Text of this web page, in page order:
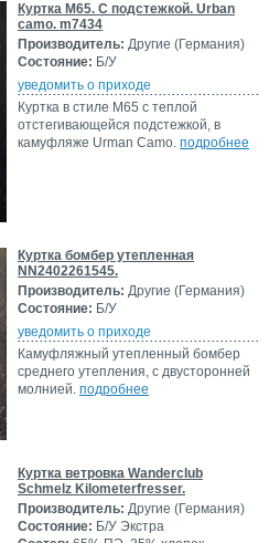
Куртка M65. С подстежкой. Urban
camo. m7434
Производитель: Другие (Германия)
Состояние: Б/У
уведомить о приходе
Куртка в стиле М65 с теплой
отстегивающейся подстежкой, в
камуфляже Urman Camo. подробнее
Куртка бомбер утепленная
NN2402261545.
Производитель: Другие (Германия)
Состояние: Б/У
уведомить о приходе
Камуфляжный утепленный бомбер
среднего утепления, с двусторонней
молнией. подробнее
Куртка ветровка Wanderclub
Schmelz Kilometerfresser.
Производитель: Другие (Германия)
Состояние: Б/У Экстра